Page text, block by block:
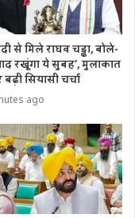
से मिले राघव चड्ढा, बोले-
रखूंगा ये सुबह’, मुलाकात
सियासी चर्चा
ago